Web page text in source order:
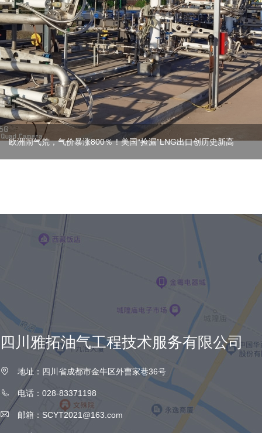
西北油田天然气日产量超千万立方米
四川雅拓油气工程技术服务有限公司
地址：四川省成都市金牛区外曹家巷36号
电话：028-83371198
邮箱：SCYT2021@163.com